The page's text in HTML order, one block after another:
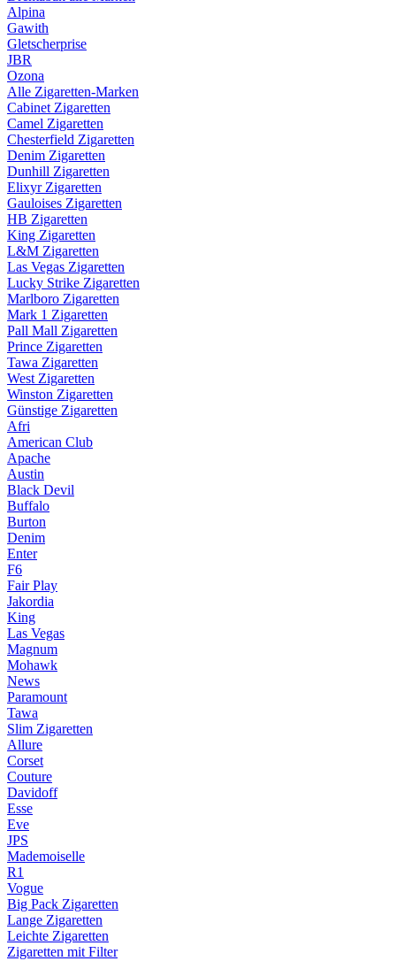
Alpina
Gawith
Gletscherprise
JBR
Ozona
Alle Zigaretten-Marken
Cabinet Zigaretten
Camel Zigaretten
Chesterfield Zigaretten
Denim Zigaretten
Dunhill Zigaretten
Elixyr Zigaretten
Gauloises Zigaretten
HB Zigaretten
King Zigaretten
L&M Zigaretten
Las Vegas Zigaretten
Lucky Strike Zigaretten
Marlboro Zigaretten
Mark 1 Zigaretten
Pall Mall Zigaretten
Prince Zigaretten
Tawa Zigaretten
West Zigaretten
Winston Zigaretten
Günstige Zigaretten
Afri
American Club
Apache
Austin
Black Devil
Buffalo
Burton
Denim
Enter
F6
Fair Play
Jakordia
King
Las Vegas
Magnum
Mohawk
News
Paramount
Tawa
Slim Zigaretten
Allure
Corset
Couture
Davidoff
Esse
Eve
JPS
Mademoiselle
R1
Vogue
Big Pack Zigaretten
Lange Zigaretten
Leichte Zigaretten
Zigaretten mit Filter